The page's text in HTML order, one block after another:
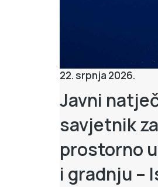
22. srpnja 2026.
Javni
savjetnik
prostorno
i gradnju –